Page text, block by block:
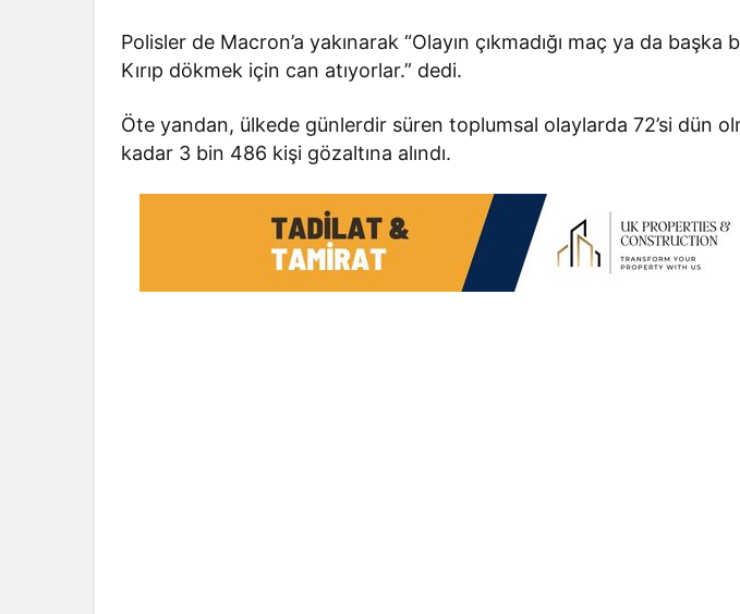
Polisler de Macron’a yakınarak “Olayın çıkmadığı maç ya da
Kırıp dökmek için can atıyorlar.” dedi.
Öte yandan, ülkede günlerdir süren toplumsal olaylarda 72’si dün
kadar 3 bin 486 kişi gözaltına alındı.